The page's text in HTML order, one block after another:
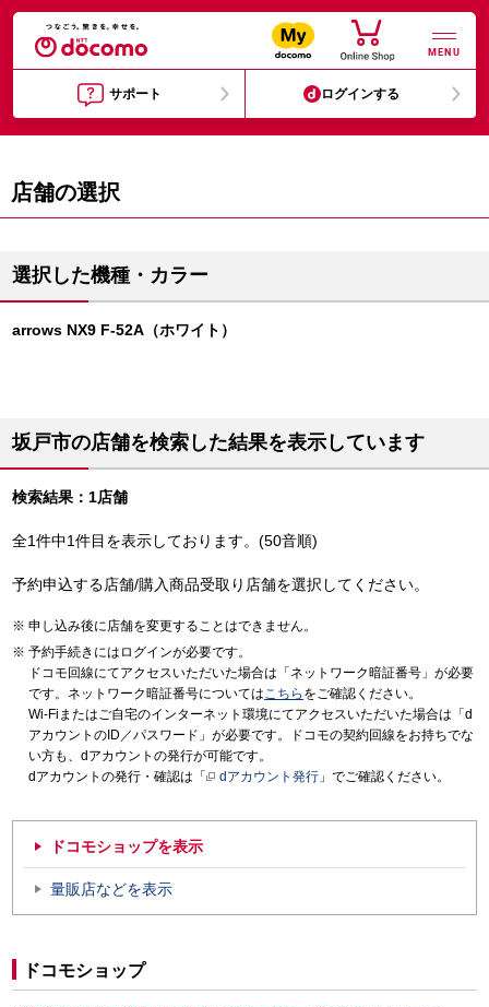
MENU
サポート ログインする
店舗の選択
選択した機種・カラー
arrows NX9 F-52A（ホワイト）
坂戸市の店舗を検索した結果を表示しています
検索結果：1店舗
全1件中1件目を表示しております。(50音順)
予約申込する店舗/購入商品受取り店舗を選択してください。
申し込み後に店舗を変更することはできません。
予約手続きにはログインが必要です。
ドコモ回線にてアクセスいただいた場合は「ネットワーク暗証番号」が必要
です。ネットワーク暗証番号についてはこちら をご確認ください。
Wi-Fiまたはご自宅のインターネット環境にてアクセスいただいた場合は「d
アカウントのID／パスワード」が必要です。ドコモの契約回線をお持ちでな
い方も、dアカウントの発行が可能です。
dアカウントの発行・確認は「
dアカウント発行 」でご確認ください。
ドコモショップを表示
量販店などを表示
ドコモショップ